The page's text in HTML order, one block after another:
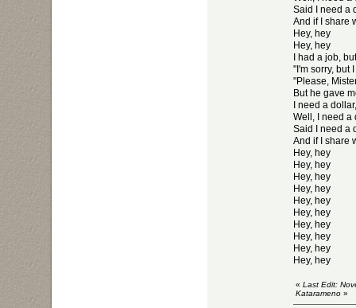
Said I need a
And if I share
Hey, hey
Hey, hey
I had a job,
"I'm sorry, but
"Please,
But he gave
I need a
Well, I need a
Said I need a
And if I share
Hey, hey
Hey, hey
Hey, hey
Hey, hey
Hey, hey
Hey, hey
Hey, hey
Hey, hey
Hey, hey
Hey, hey
« Last Edit:
Katarameno »